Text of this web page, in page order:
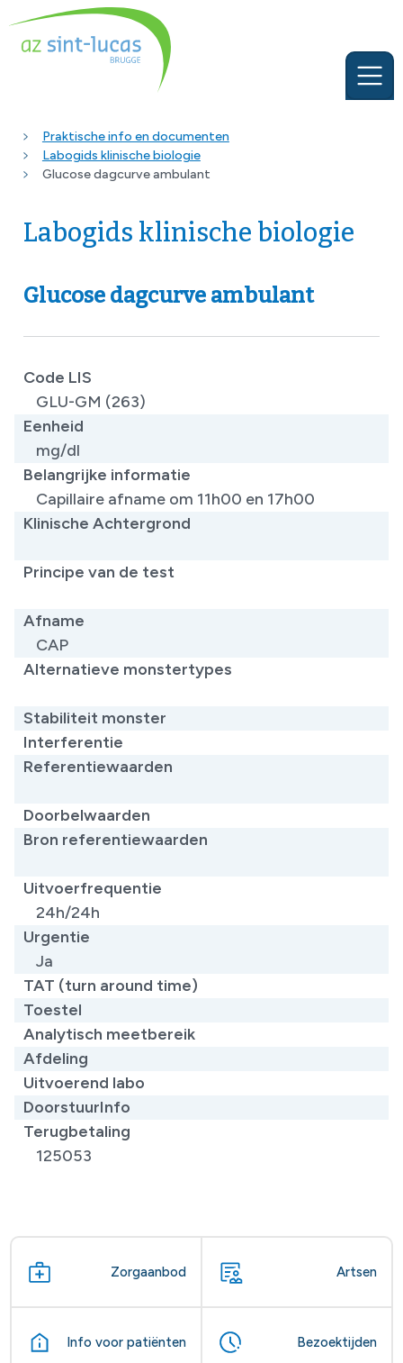
Praktische info en documenten
Labogids klinische biologie
Glucose dagcurve ambulant
Labogids klinische biologie
Glucose dagcurve ambulant
Code LIS
GLU-GM (263)
Eenheid
mg/dl
Belangrijke informatie
Capillaire afname om 11h00 en 17h00
Klinische Achtergrond
Principe van de test
Afname
CAP
Alternatieve monstertypes
Stabiliteit monster
Interferentie
Referentiewaarden
Doorbelwaarden
Bron referentiewaarden
Uitvoerfrequentie
24h/24h
Urgentie
Ja
TAT (turn around time)
Toestel
Analytisch meetbereik
Afdeling
Uitvoerend labo
DoorstuurInfo
Terugbetaling
125053
Zorgaanbod Artsen
Info voor patiënten Bezoektijden